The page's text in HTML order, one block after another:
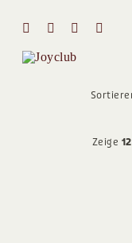
springen
Zeige